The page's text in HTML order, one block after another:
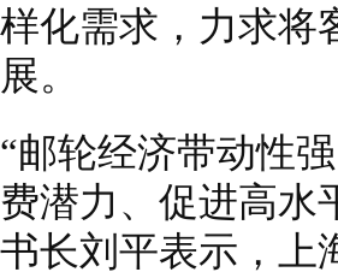
样化需求，力求将
展。
“邮轮经济带动性
费潜力、促进高水
书长刘平表示，上